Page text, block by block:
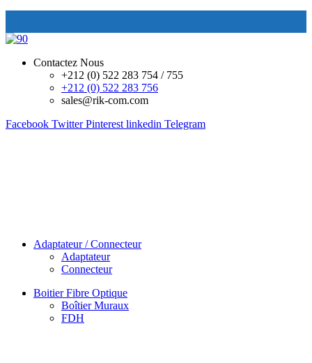
Contactez Nous
+212 (0) 522 283 754 / 755
+212 (0) 522 283 756
sales@rik-com.com
Facebook Twitter Pinterest linkedin Telegram
Adaptateur / Connecteur
Adaptateur
Connecteur
Boitier Fibre Optique
Boîtier Muraux
FDH